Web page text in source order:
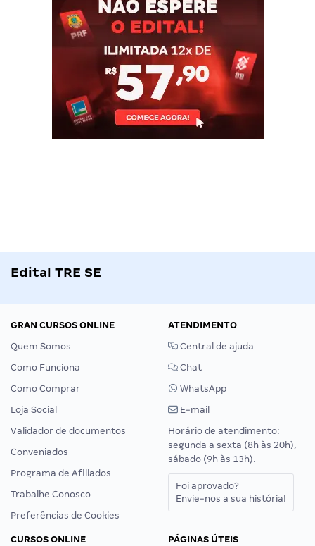
Edital TRE SE
GRAN CURSOS ONLINE
Quem Somos
Como Funciona
Como Comprar
Loja Social
Validador de documentos
Conveniados
Programa de Afiliados
Trabalhe Conosco
Preferências de Cookies
ATENDIMENTO
Central de ajuda
Chat
WhatsApp
E-mail
Horário de atendimento:
segunda a sexta (8h às 20h),
sábado (9h às 13h).
Foi aprovado?
Envie-nos a sua história!
CURSOS ONLINE
PÁGINAS ÚTEIS